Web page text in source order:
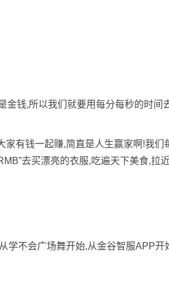
钱,所以我们就要用每分每秒的时
有钱一起赚,简直是人生赢家啊!我
去买漂亮的衣服,吃遍天下美食,
不会广场舞开始,从金谷智服APP开